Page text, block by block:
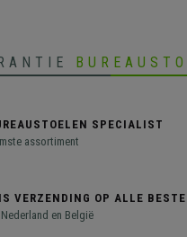
SPECIALIST
assortiment
VERZENDING OP ALLE
en België